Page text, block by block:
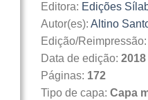
Editora: Edições
Autor(es): Altino
Edição/Reimpressão:
Data de edição: 2018
Páginas: 172
Tipo de capa: Capa